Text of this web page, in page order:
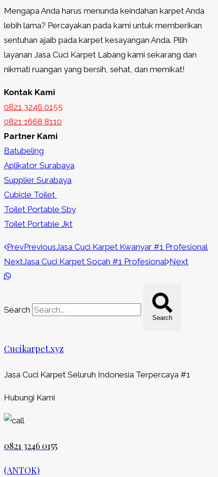
Mengapa Anda harus menunda keindahan karpet Anda
lebih lama? Percayakan pada kami untuk memberikan
sentuhan ajaib pada karpet kesayangan Anda. Pilih
layanan Jasa Cuci Karpet Labang kami sekarang dan
nikmati ruangan yang bersih, sehat, dan memikat!
Kontak Kami
0821 3246 0155​
0821 1668 8110
Partner Kami
Batubeling
Aplikator Surabaya
Supplier Surabaya
Cubicle Toilet
Toilet Portable Sby
Toilet Portable Jkt
PrevPreviousJasa Cuci Karpet Kwanyar #1 Profesional
NextJasa Cuci Karpet Socah #1 Profesional Next
Search
Search
Cucikarpet.xyz
Jasa Cuci Karpet Seluruh Indonesia Terpercaya #1
Hubungi Kami
0821 3246 0155​
(ANTOK)